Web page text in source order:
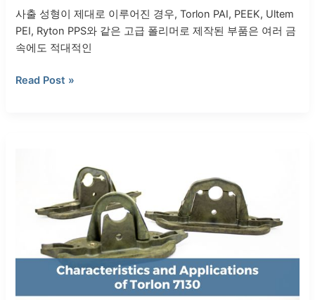
사출 성형이 제대로 이루어진 경우, Torlon PAI, PEEK, Ultem
PEI, Ryton PPS와 같은 고급 폴리머로 제작된 부품은 여러 금
속에도 적대적인
성
형
기
택
Read Post »
플
케